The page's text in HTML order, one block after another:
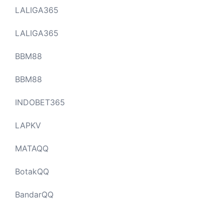
LALIGA365
LALIGA365
BBM88
BBM88
INDOBET365
LAPKV
MATAQQ
BotakQQ
BandarQQ